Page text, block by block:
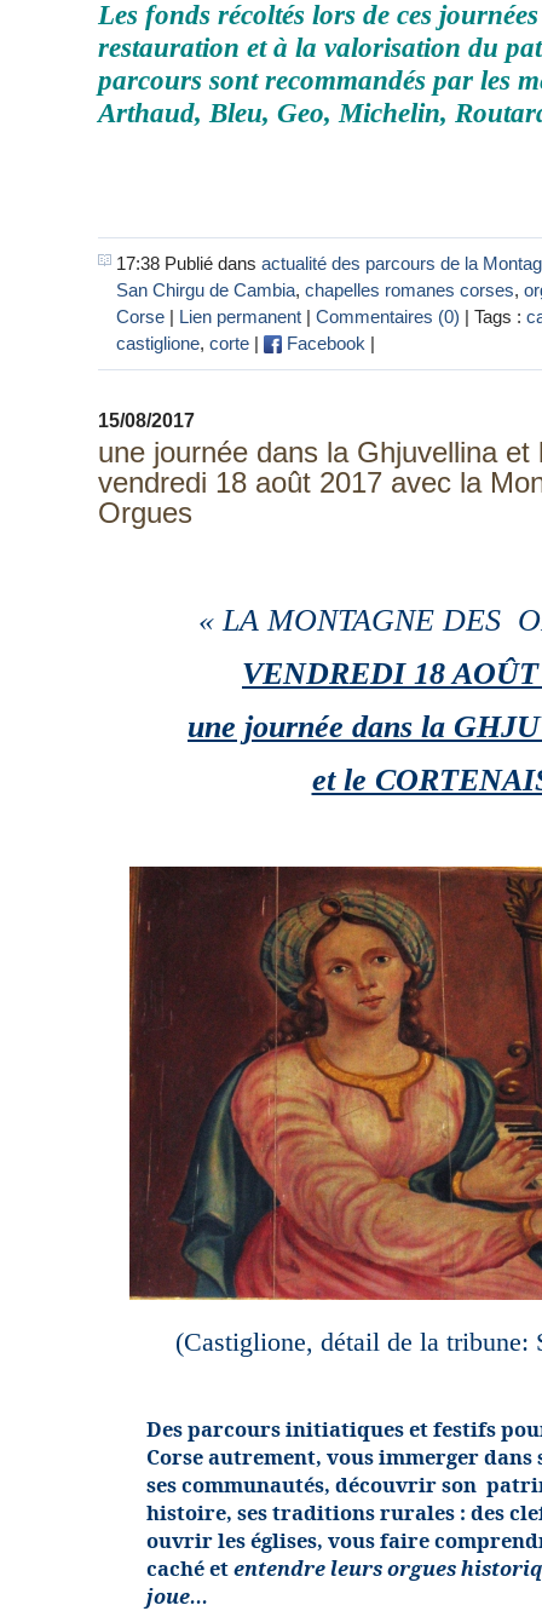
Les fonds récoltés lors de ces
restauration et à la valorisation du
parcours sont recommandés par les
Arthaud, Bleu, Geo, Michelin,
17:38 Publié dans actualité des parcours de la
San Chirgu de Cambia, chapelles romanes corses,
Corse | Lien permanent | Commentaires (0) | Tags :
castiglione, corte | Facebook |
15/08/2017
une journée dans la Ghjuvellina et
vendredi 18 août 2017 avec la
Orgues
« LA MONTAGNE DES
VENDREDI 18
une journée dans la
et le
(Castiglione, détail de la tribune:
Des parcours initiatiques et festifs
Corse autrement, vous immerger dans
ses communautés, découvrir son
histoire, ses traditions rurales : des
ouvrir les églises, vous faire
caché etentendre leurs orgues
joue…